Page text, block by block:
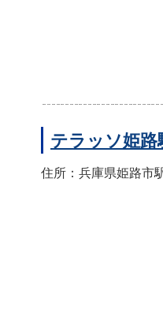
テラッソ姫路
住所：兵庫県姫路市